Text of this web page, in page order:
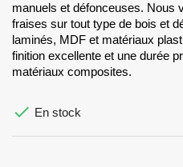
manuels et défonceuses. Nous
fraises sur tout type de bois et
laminés, MDF et matériaux
finition excellente et une durée
matériaux composites.
 En stock